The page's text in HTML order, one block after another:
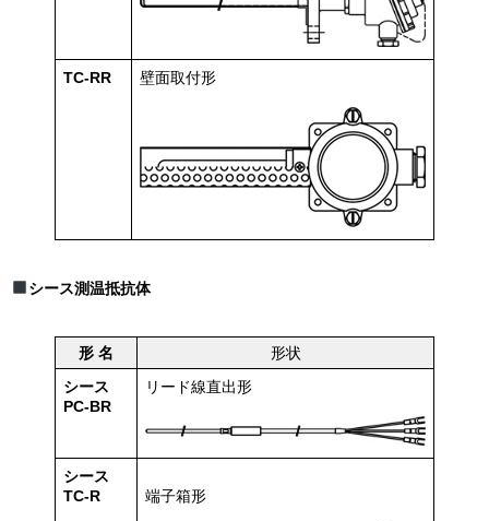
TC-RR 壁面取付形
シース測温抵抗体
形 名
形状
シース
PC-BR
リード線直出形
シース
TC-R
端子箱形